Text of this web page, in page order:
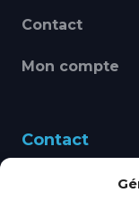
Contact
Mon compte
Contact
460